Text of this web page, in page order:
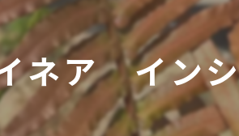
ネア イン